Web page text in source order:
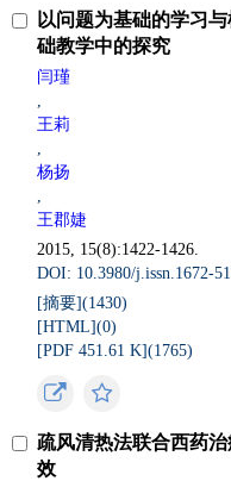
以问题为基础的学习
础教学中的探究
闫瑾
,
王莉
,
杨扬
,
王郡婕
2015, 15(8):1422-1426.
DOI: 10.3980/j.issn.1672-
[摘要](1430)
[HTML](0)
[PDF 451.61 K](1765)
疏风清热法联合西药
效